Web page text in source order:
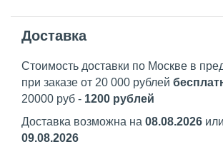
Доставка
Стоимость доставки по Москве в
при заказе от 20 000 рублей
20000 руб - 1200 рублей
Доставка возможна на 08.08.2026
09.08.2026